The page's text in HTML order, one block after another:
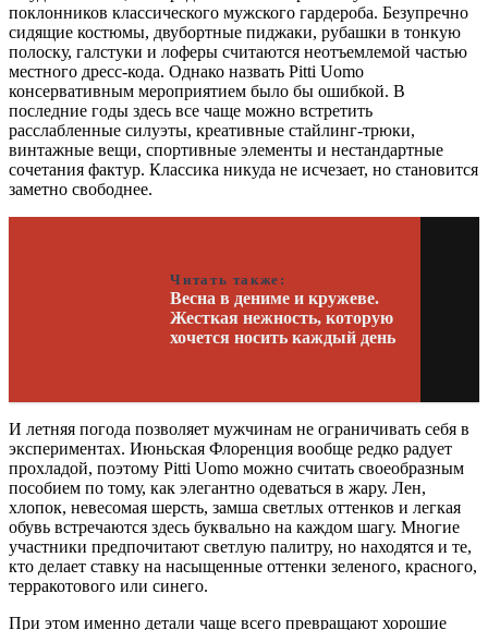
поклонников классического мужского гардероба. Безупречно
сидящие костюмы, двубортные пиджаки, рубашки в тонкую
полоску, галстуки и лоферы считаются неотъемлемой частью
местного дресс-кода. Однако назвать Pitti Uomo
консервативным мероприятием было бы ошибкой. В
последние годы здесь все чаще можно встретить
расслабленные силуэты, креативные стайлинг-трюки,
винтажные вещи, спортивные элементы и нестандартные
сочетания фактур. Классика никуда не исчезает, но становится
заметно свободнее.
Читать также:
Весна в дениме и кружеве.
Жесткая нежность, которую
хочется носить каждый день
И летняя погода позволяет мужчинам не ограничивать себя в
экспериментах. Июньская Флоренция вообще редко радует
прохладой, поэтому Pitti Uomo можно считать своеобразным
пособием по тому, как элегантно одеваться в жару. Лен,
хлопок, невесомая шерсть, замша светлых оттенков и легкая
обувь встречаются здесь буквально на каждом шагу. Многие
участники предпочитают светлую палитру, но находятся и те,
кто делает ставку на насыщенные оттенки зеленого, красного,
терракотового или синего.
При этом именно детали чаще всего превращают хорошие